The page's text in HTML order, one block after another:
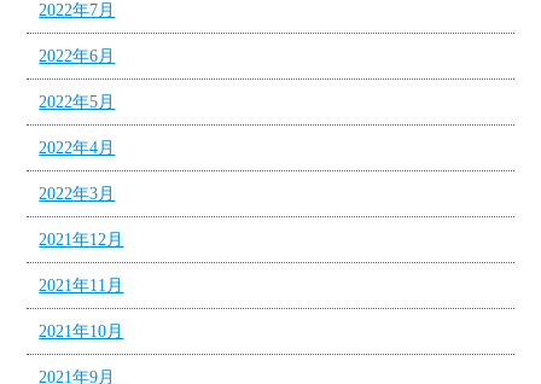
2022年7月
2022年6月
2022年5月
2022年4月
2022年3月
2021年12月
2021年11月
2021年10月
2021年9月